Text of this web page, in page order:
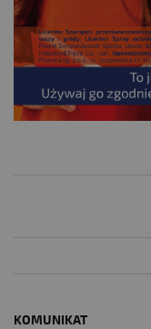
KOMUNIKAT